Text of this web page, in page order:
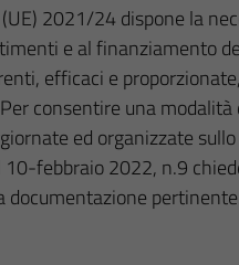
2021/24 dispone la
e al finanziamento
efficaci e
consentire una
ed organizzate
10-febbraio 2022, n.9